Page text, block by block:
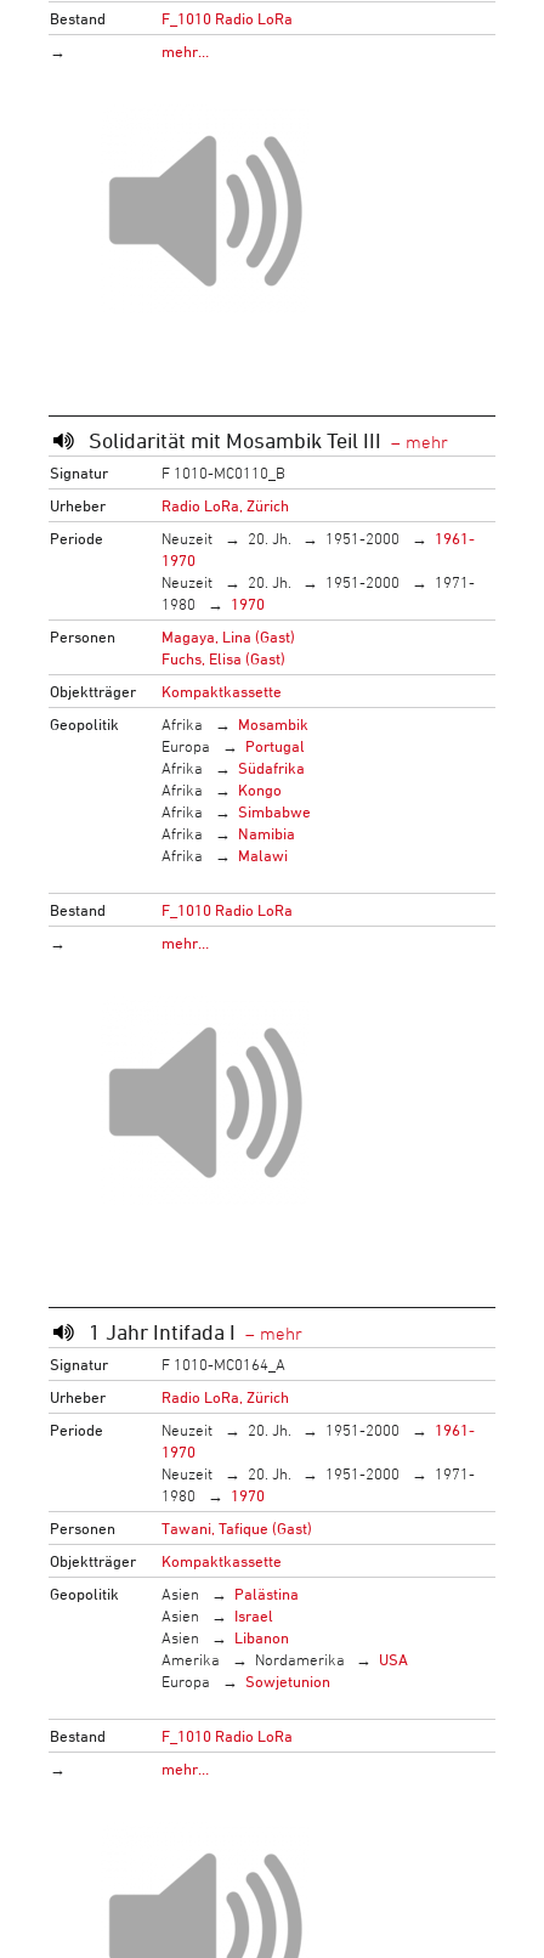
Bestand
F_1010 Radio LoRa
→
mehr…
Solidarität mit Mosambik Teil III
Signatur
F 1010-MC0110_B
Urheber
Radio LoRa, Zürich
Periode
Neuzeit 20. Jh. 1951-2000
1961-
1970
Neuzeit
20. Jh. 1951-2000
1971-
1980
1970
Personen
Magaya, Lina (Gast)
Fuchs, Elisa (Gast)
Objektträger
Kompaktkassette
Geopolitik
Afrika
Mosambik
Europa
Portugal
Afrika
Südafrika
Afrika
Kongo
Afrika
Simbabwe
Afrika
Namibia
Afrika
Malawi
Bestand
F_1010 Radio LoRa
→
mehr…
1 Jahr Intifada I
Signatur
F 1010-MC0164_A
Urheber
Radio LoRa, Zürich
Periode
Neuzeit 20. Jh. 1951-2000
1961-
1970
Neuzeit
20. Jh. 1951-2000
1971-
1980
1970
Personen
Tawani, Tafique (Gast)
Objektträger
Kompaktkassette
Geopolitik
Asien
Palästina
Asien
Israel
Asien
Libanon
Amerika
Nordamerika
USA
Europa
Sowjetunion
Bestand
F_1010 Radio LoRa
→
mehr…